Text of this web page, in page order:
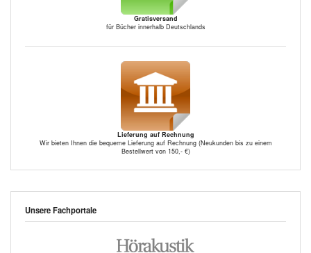
Gratisversand
für Bücher innerhalb Deutschlands
Lieferung auf Rechnung
Wir bieten Ihnen die bequeme Lieferung auf Rechnung (Neukunden bis zu einem
Bestellwert von 150,- €)
Unsere Fachportale